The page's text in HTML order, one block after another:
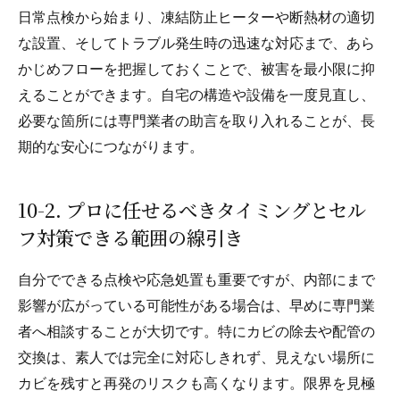
日常点検から始まり、凍結防止ヒーターや断熱材の適切
な設置、そしてトラブル発生時の迅速な対応まで、あら
かじめフローを把握しておくことで、被害を最小限に抑
えることができます。自宅の構造や設備を一度見直し、
必要な箇所には専門業者の助言を取り入れることが、長
期的な安心につながります。
10-2. プロに任せるべきタイミングとセル
フ対策できる範囲の線引き
自分でできる点検や応急処置も重要ですが、内部にまで
影響が広がっている可能性がある場合は、早めに専門業
者へ相談することが大切です。特にカビの除去や配管の
交換は、素人では完全に対応しきれず、見えない場所に
カビを残すと再発のリスクも高くなります。限界を見極